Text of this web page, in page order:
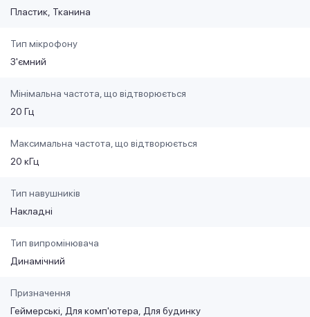
Пластик Тканина
Тип мікрофону
З'ємний
Мінімальна частота, що відтворюється
20 Гц
Максимальна частота, що відтворюється
20 кГц
Тип навушників
Накладні
Тип випромінювача
Динамічний
Призначення
Геймерські
Для комп'ютера Для будинку